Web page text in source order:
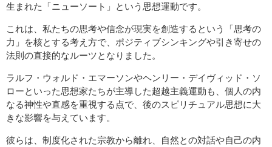
生まれた「ニューソート」という思想運動です。
これは、私たちの思考や信念が現実を創造するという「思考の
力」を核とする考え方で、ポジティブシンキングや引き寄せの
法則の直接的なルーツとなりました。
ラルフ・ウォルド・エマーソンやヘンリー・デイヴィッド・ソ
ローといった思想家たちが主導した超越主義運動も、個人の内
なる神性や直感を重視する点で、後のスピリチュアル思想に大
きな影響を与えています。
彼らは、制度化された宗教から離れ、自然との対話や自己の内